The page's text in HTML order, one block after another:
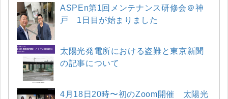
ASPEn第1回メンテナンス研修会＠神
戸 1日目が始まりました
太陽光発電所における盗難と東京新聞
の記事について
4月18日20時〜初のZoom開催 太陽光